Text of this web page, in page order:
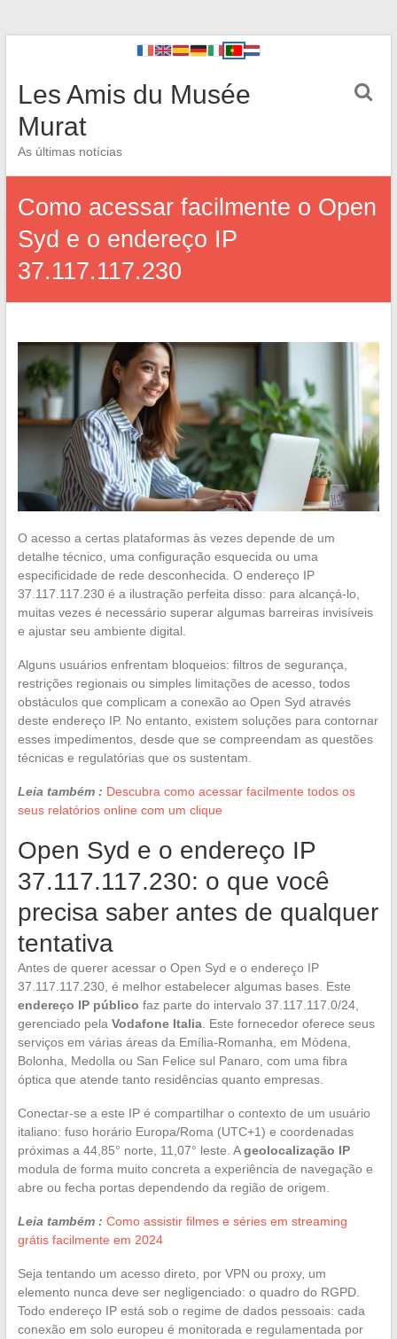
Les Amis du Musée
Murat
As últimas notícias
Como acessar facilmente o Open
Syd e o endereço IP
37.117.117.230
O acesso a certas plataformas às vezes depende de um
detalhe técnico, uma configuração esquecida ou uma
especificidade de rede desconhecida. O endereço IP
37.117.117.230 é a ilustração perfeita disso: para alcançá-lo,
muitas vezes é necessário superar algumas barreiras invisíveis
e ajustar seu ambiente digital.
Alguns usuários enfrentam bloqueios: filtros de segurança,
restrições regionais ou simples limitações de acesso, todos
obstáculos que complicam a conexão ao Open Syd através
deste endereço IP. No entanto, existem soluções para contornar
esses impedimentos, desde que se compreendam as questões
técnicas e regulatórias que os sustentam.
Leia também : Descubra como acessar facilmente todos os
seus relatórios online com um clique
Open Syd e o endereço IP
37.117.117.230: o que você
precisa saber antes de qualquer
tentativa
Antes de querer acessar o Open Syd e o endereço IP
37.117.117.230, é melhor estabelecer algumas bases. Este
endereço IP público faz parte do intervalo 37.117.117.0/24,
gerenciado pela Vodafone Italia. Este fornecedor oferece seus
serviços em várias áreas da Emília-Romanha, em Módena,
Bolonha, Medolla ou San Felice sul Panaro, com uma fibra
óptica que atende tanto residências quanto empresas.
Conectar-se a este IP é compartilhar o contexto de um usuário
italiano: fuso horário Europa/Roma (UTC+1) e coordenadas
próximas a 44,85° norte, 11,07° leste. Ageolocalização IP
modula de forma muito concreta a experiência de navegação e
abre ou fecha portas dependendo da região de origem.
Leia também : Como assistir filmes e séries em streaming
grátis facilmente em 2024
Seja tentando um acesso direto, por VPN ou proxy, um
elemento nunca deve ser negligenciado: o quadro do RGPD.
Todo endereço IP está sob o regime de dados pessoais: cada
conexão em solo europeu é monitorada e regulamentada por